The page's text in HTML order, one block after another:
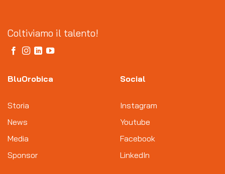
Coltiviamo il talento!
BluOrobica
Storia
News
Media
Sponsor
Social
Instagram
Youtube
Facebook
LinkedIn